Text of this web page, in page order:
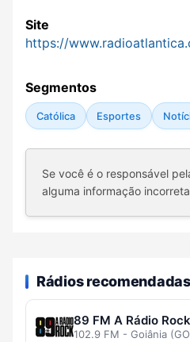
Site
https://
Segmentos
Católica Esportes
Se você é o responsável
alguma informação
Rádios recomendadas
89 FM A Rádio
102.9 FM - Goiânia